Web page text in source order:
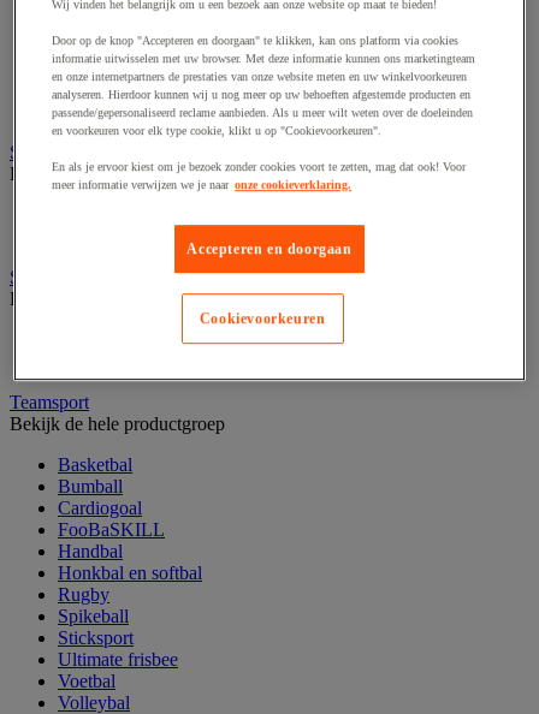
Klimsport
Ochtendgymnastiek
Oriëntering
Precisiesport
Sportbenodigdheden voor buiten
Bekijk de hele productgroep
Sportkleding en accessoires
Bekijk de hele productgroep
Multi sportuitrusting en accessoires
Teamsport
Bekijk de hele productgroep
Basketbal
Bumball
Cardiogoal
FooBaSKILL
Handbal
Honkbal en softbal
Rugby
Spikeball
Sticksport
Ultimate frisbee
Voetbal
Volleybal
Wij vinden het belangrijk om u een bezoek aan onze website op maat te bieden!
Door op de knop "Accepteren en doorgaan" te klikken, kan ons platform via cookies
informatie uitwisselen met uw browser. Met deze informatie kunnen ons marketingteam
en onze internetpartners de prestaties van onze website meten en uw winkelvoorkeuren
analyseren. Hierdoor kunnen wij u nog meer op uw behoeften afgestemde producten en
passende/gepersonaliseerd reclame aanbieden. Als u meer wilt weten over de doeleinden
en voorkeuren voor elk type cookie, klikt u op "Cookievoorkeuren".
En als je ervoor kiest om je bezoek zonder cookies voort te zetten, mag dat ook! Voor
meer informatie verwijzen we je naar onze cookieverklaring.
Accepteren en doorgaan
Cookievoorkeuren